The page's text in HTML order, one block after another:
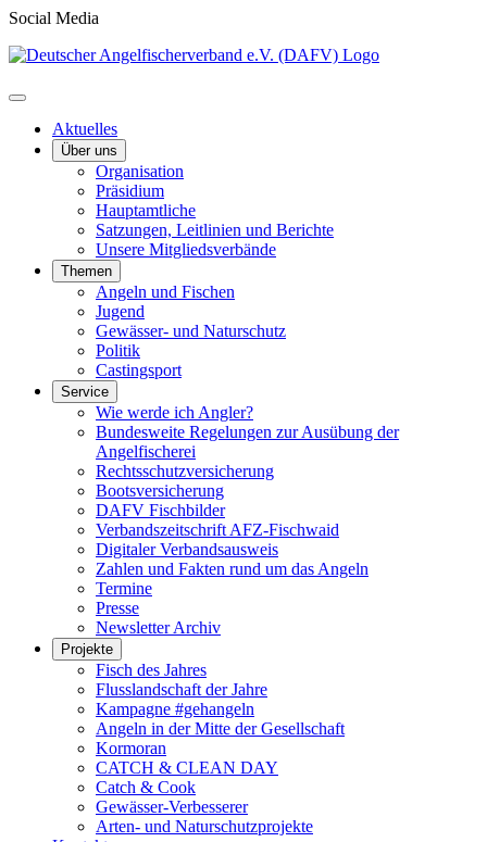
Social Media
Aktuelles
Über uns
Organisation
Präsidium
Hauptamtliche
Satzungen, Leitlinien und Berichte
Unsere Mitgliedsverbände
Themen
Angeln und Fischen
Jugend
Gewässer- und Naturschutz
Politik
Castingsport
Service
Wie werde ich Angler?
Bundesweite Regelungen zur Ausübung der
Angelfischerei
Rechtsschutzversicherung
Bootsversicherung
DAFV Fischbilder
Verbandszeitschrift AFZ-Fischwaid
Digitaler Verbandsausweis
Zahlen und Fakten rund um das Angeln
Termine
Presse
Newsletter Archiv
Projekte
Fisch des Jahres
Flusslandschaft der Jahre
Kampagne #gehangeln
Angeln in der Mitte der Gesellschaft
Kormoran
CATCH & CLEAN DAY
Catch & Cook
Gewässer-Verbesserer
Arten- und Naturschutzprojekte